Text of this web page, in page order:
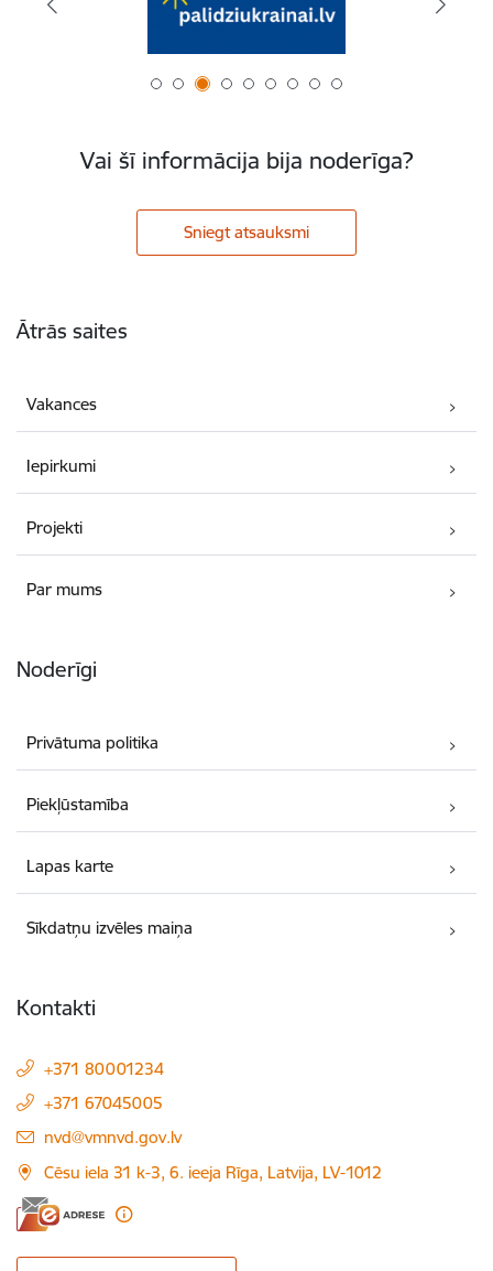
Vai šī informācija bija noderīga?
Sniegt atsauksmi
Ātrās saites
Vakances
Iepirkumi
Projekti
Par mums
Noderīgi
Privātuma politika
Piekļūstamība
Lapas karte
Sīkdatņu izvēles maiņa
Kontakti
+371 80001234
+371 67045005
E-pasts:
nvd@vmnvd.gov.lv
Cēsu iela 31 k-3, 6. ieeja Rīga, Latvija, LV-1012